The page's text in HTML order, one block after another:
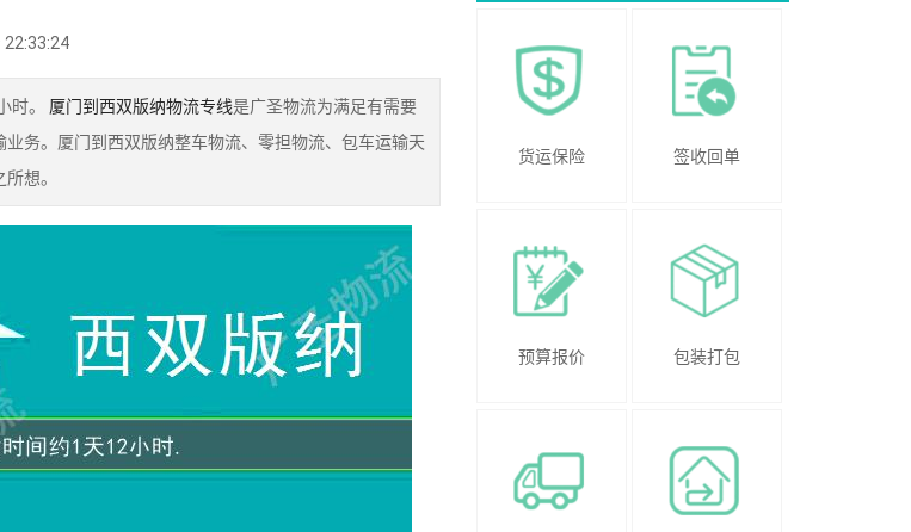
时。 厦门到西双版纳物流专线是广圣物流为满足有需要
务。厦门到西双版纳整车物流、零担物流、包车运输天
想。
货运保险 签收回单
预算报价 包装打包